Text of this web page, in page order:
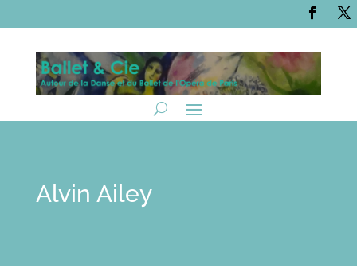
Alvin Ailey